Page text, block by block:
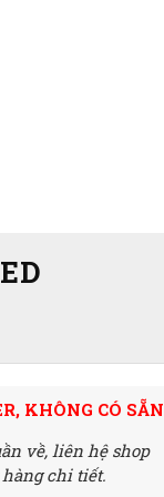
KHÔNG CÓ SẴN
về,liên hệ shop
chi tiết.